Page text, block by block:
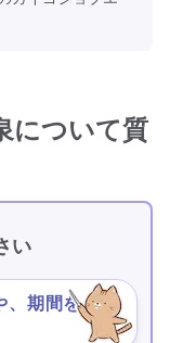
について質
い
、期間を
＞